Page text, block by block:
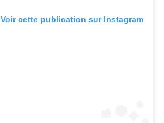
Voir cette publication sur Instagram